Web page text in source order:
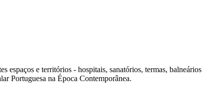
espaços e territórios - hospitais, sanatórios, termas, balneários
Portuguesa na Época Contemporânea.